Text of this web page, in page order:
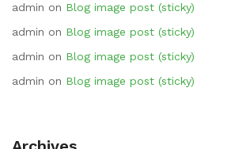
admin on Blog image post (sticky)
admin on Blog image post (sticky)
admin on Blog image post (sticky)
admin on Blog image post (sticky)